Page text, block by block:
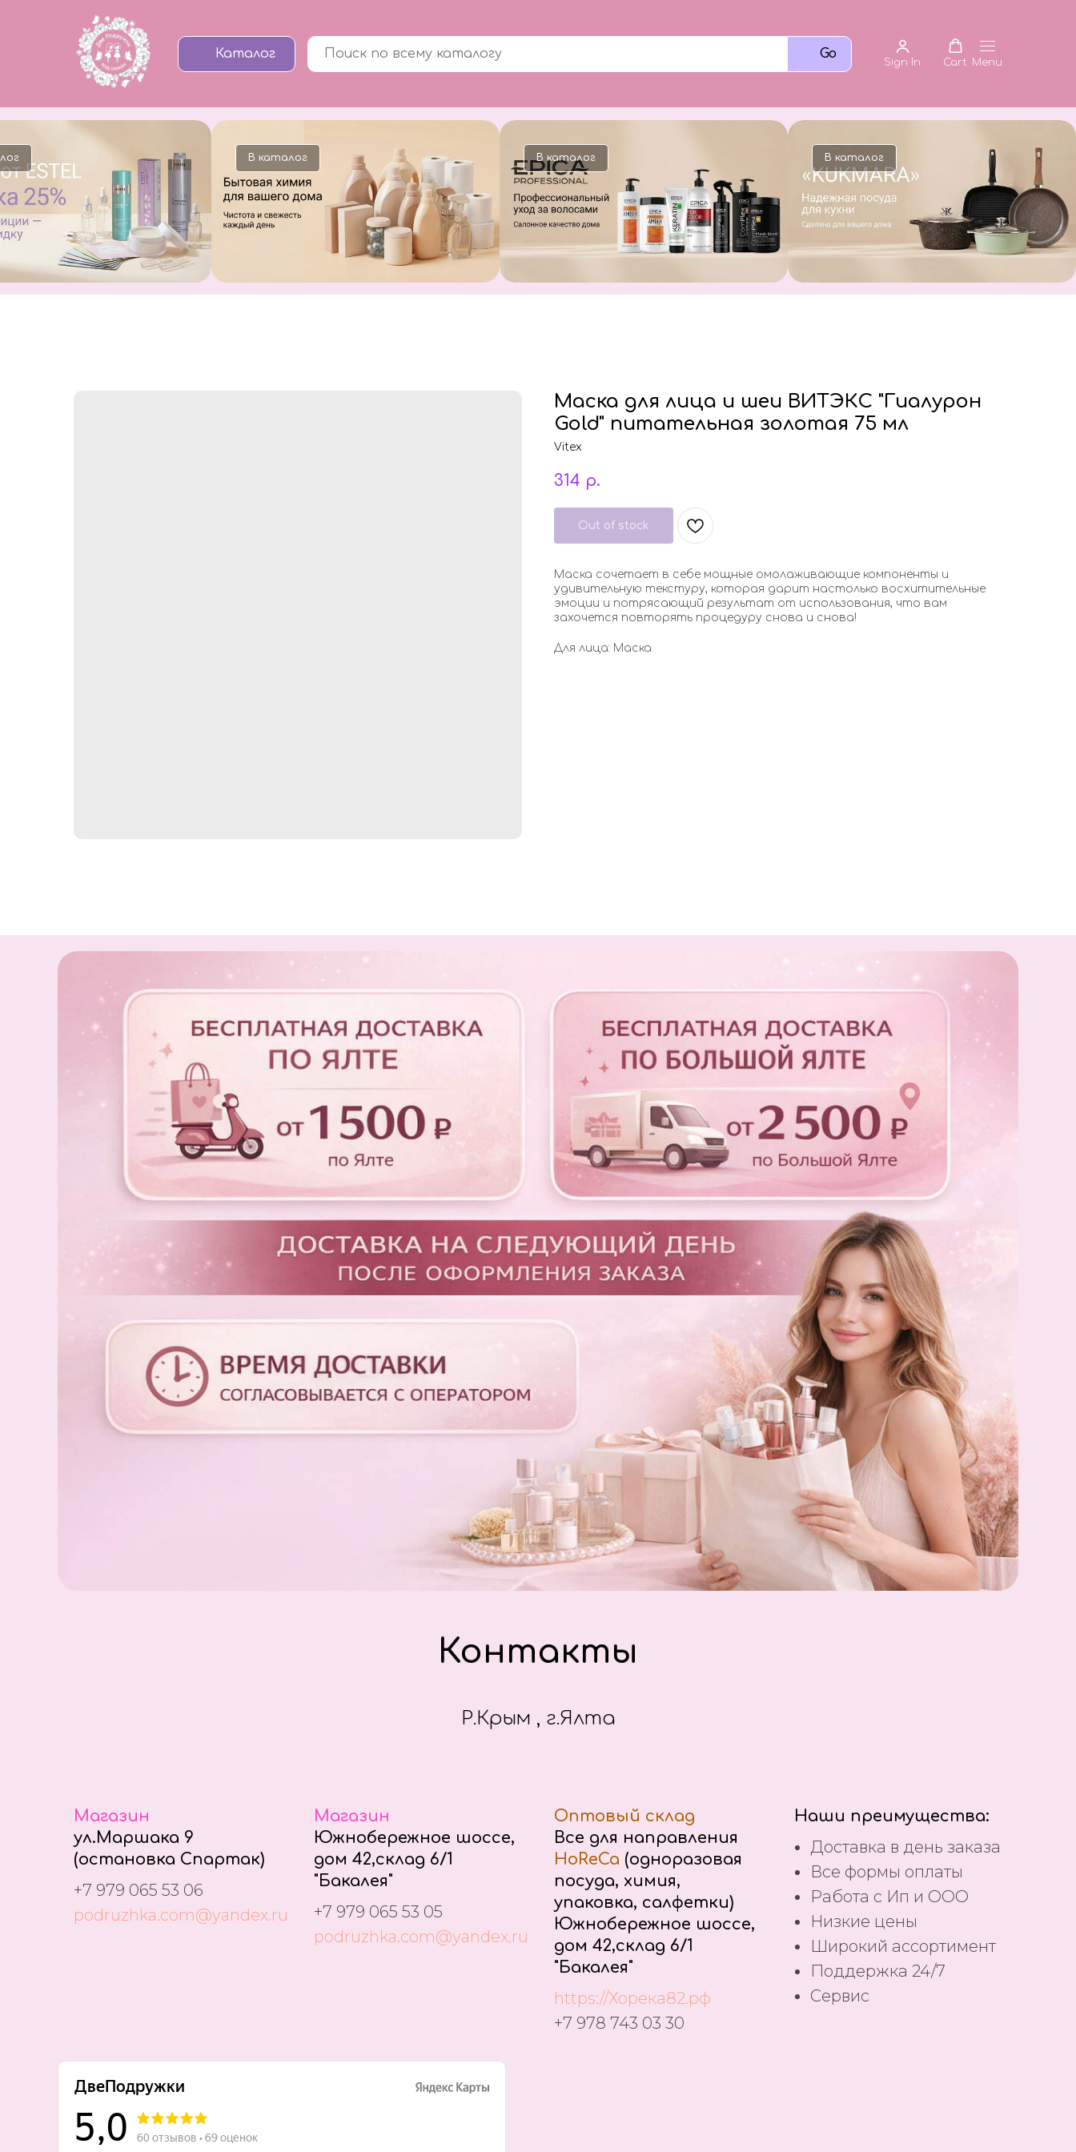
Каталог Go
Sign In Cart Menu
В каталог В каталог
Маска для лица и шеи ВИТЭКС "Гиалурон
Gold" питательная золотая 75 мл
Vitex
314 р.
Out of stock
Маска сочетает в себе мощные омолаживающие компоненты и
удивительную текстуру, которая дарит настолько восхитительные
эмоции и потрясающий результат от использования, что вам
захочется повторять процедуру снова и снова!
Для лица: Маска
Контакты
Р.Крым , г.Ялта
Магазин
ул.Маршака 9
(остановка Спартак)
+7 979 065 53 06
podruzhka.com@yandex.ru
Магазин
Южнобережное шоссе,
дом 42,склад 6/1
"Бакалея"
+7 979 065 53 05
podruzhka.com@yandex.ru
Оптовый склад
Все для направления
HoReCa (одноразовая
посуда, химия,
упаковка, салфетки)
Южнобережное шоссе,
дом 42,склад 6/1
"Бакалея"
https://Хорека82.рф
+7 978 743 03 30
Наши преимущества:
Доставка в день заказа
Все формы оплаты
Работа с Ип и ООО
Низкие цены
Широкий ассортимент
Поддержка 24/7
Сервис